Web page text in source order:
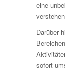
eine
Darüber
sofort